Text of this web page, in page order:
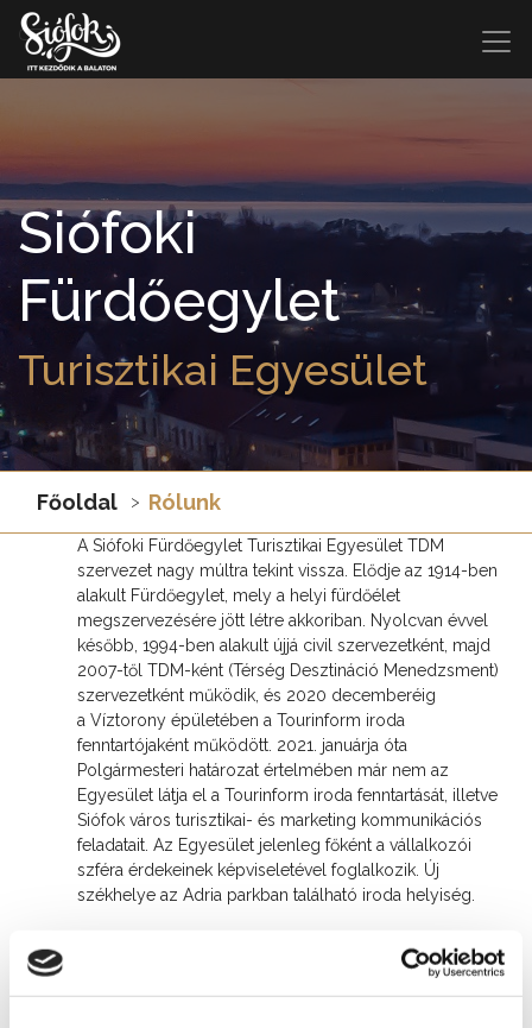
Siófoki
Fürdőegylet
Turisztikai Egyesület
Főoldal Rólunk
A Siófoki Fürdőegylet Turisztikai Egyesület TDM
szervezet nagy múltra tekint vissza. Elődje az 1914-ben
alakult Fürdőegylet, mely a helyi fürdőélet
megszervezésére jött létre akkoriban. Nyolcvan évvel
később, 1994-ben alakult újjá civil szervezetként, majd
2007-től TDM-ként (Térség Desztináció Menedzsment)
szervezetként működik, és 2020 decemberéig
a Víztorony épületében a Tourinform iroda
fenntartójaként működött. 2021. januárja óta
Polgármesteri határozat értelmében már nem az
Egyesület látja el a Tourinform iroda fenntartását, illetve
Siófok város turisztikai- és marketing kommunikációs
feladatait. Az Egyesület jelenleg főként a vállalkozói
szféra érdekeinek képviseletével foglalkozik. Új
székhelye az Adria parkban található iroda helyiség.
vállalkozások, szolgáltatók tevékenységének